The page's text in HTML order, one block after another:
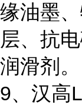
缘油墨
层、抗
润滑剂。
9、汉高